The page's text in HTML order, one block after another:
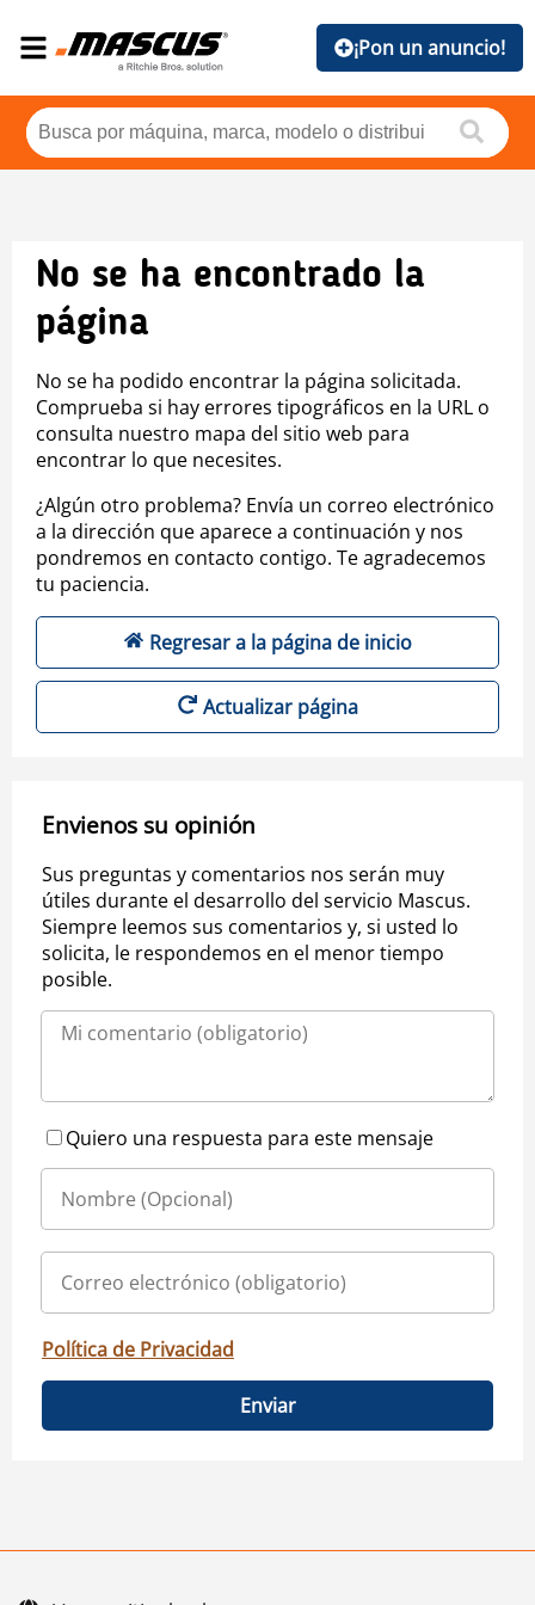
¡Pon un anuncio!
No se ha encontrado la
página
No se ha podido encontrar la página solicitada.
Comprueba si hay errores tipográficos en la URL o
consulta nuestro mapa del sitio web para
encontrar lo que necesites.
¿Algún otro problema? Envía un correo electrónico
a la dirección que aparece a continuación y nos
pondremos en contacto contigo. Te agradecemos
tu paciencia.
Regresar a la página de inicio
Actualizar página
Envienos su opinión
Sus preguntas y comentarios nos serán muy
útiles durante el desarrollo del servicio Mascus.
Siempre leemos sus comentarios y, si usted lo
solicita, le respondemos en el menor tiempo
posible.
Quiero una respuesta para este mensaje
Política de Privacidad
Enviar